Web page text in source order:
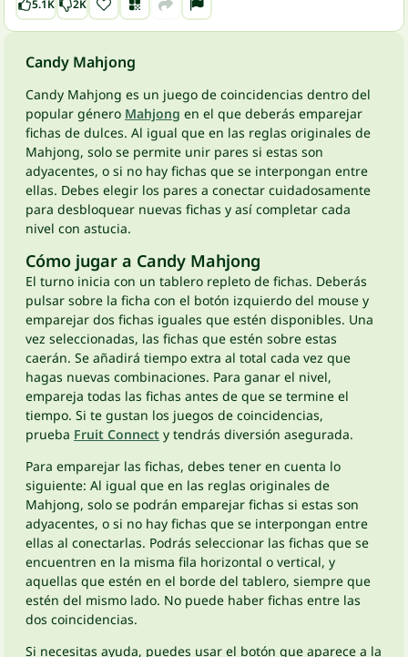
5.1K 2K
Candy Mahjong
Candy Mahjong es un juego de coincidencias dentro del
popular género Mahjong en el que deberás emparejar
fichas de dulces. Al igual que en las reglas originales de
Mahjong, solo se permite unir pares si estas son
adyacentes, o si no hay fichas que se interpongan entre
ellas. Debes elegir los pares a conectar cuidadosamente
para desbloquear nuevas fichas y así completar cada
nivel con astucia.
Cómo jugar a Candy Mahjong
El turno inicia con un tablero repleto de fichas. Deberás
pulsar sobre la ficha con el botón izquierdo del mouse y
emparejar dos fichas iguales que estén disponibles. Una
vez seleccionadas, las fichas que estén sobre estas
caerán. Se añadirá tiempo extra al total cada vez que
hagas nuevas combinaciones. Para ganar el nivel,
empareja todas las fichas antes de que se termine el
tiempo. Si te gustan los juegos de coincidencias,
prueba Fruit Connect y tendrás diversión asegurada.
Para emparejar las fichas, debes tener en cuenta lo
siguiente: Al igual que en las reglas originales de
Mahjong, solo se podrán emparejar fichas si estas son
adyacentes, o si no hay fichas que se interpongan entre
ellas al conectarlas. Podrás seleccionar las fichas que se
encuentren en la misma fila horizontal o vertical, y
aquellas que estén en el borde del tablero, siempre que
estén del mismo lado. No puede haber fichas entre las
dos coincidencias.
Si necesitas ayuda, puedes usar el botón que aparece a la